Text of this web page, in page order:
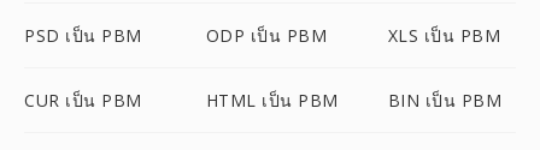
PSD เป็น PBM ODP เป็น PBM XLS เป็น PBM
CUR เป็น PBM HTML เป็น PBM BIN เป็น PBM